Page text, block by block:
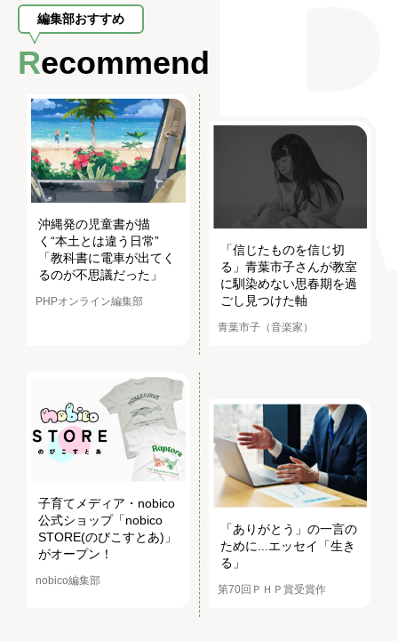
編集部おすすめ
Recommend
沖縄発の児童書が描
く“本土とは違う日常”
「教科書に電車が出てく
るのが不思議だった」
PHPオンライン編集部
「信じたものを信じ切
る」青葉市子さんが教室
に馴染めない思春期を過
ごし見つけた軸
青葉市子（音楽家）
子育てメディア・nobico
公式ショップ「nobico
STORE(のびこすとあ)」
がオープン！
nobico編集部
「ありがとう」の一言の
ために...エッセイ「生き
る」
第70回ＰＨＰ賞受賞作